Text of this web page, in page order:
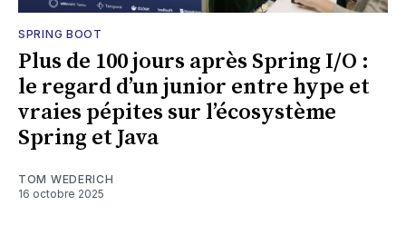
SPRING BOOT
Plus de 100 jours après Spring I/O :
le regard d’un junior entre hype et
vraies pépites sur l’écosystème
Spring et Java
TOM WEDERICH
16 octobre 2025